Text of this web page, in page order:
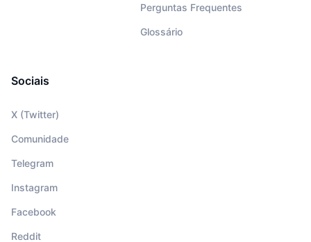
Perguntas Frequentes
Glossário
Sociais
X (Twitter)
Comunidade
Telegram
Instagram
Facebook
Reddit